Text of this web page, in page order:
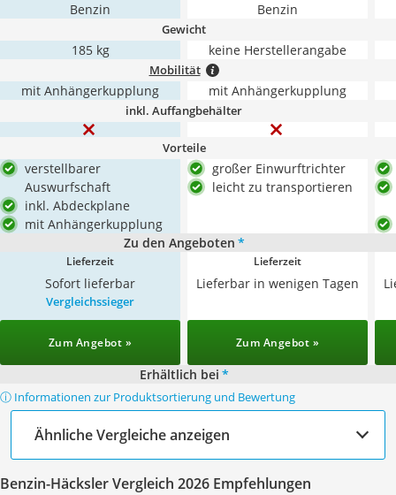
Benzin Benzin
Gewicht
185 kg keine Herstellerangabe
Mobilität
mit Anhängerkupplung mit Anhängerkupplung
inkl. Auffangbehälter
Vorteile
verstellbarer
Auswurfschaft
inkl. Abdeckplane
mit Anhängerkupplung
großer Einwurftrichter
leicht zu transportieren
Zu den Angeboten *
Lieferzeit
Sofort lieferbar
Lieferzeit
Lieferbar in wenigen Tagen
Vergleichssieger
Zum Angebot » Zum Angebot »
Erhältlich bei *
ⓘ Informationen zur Produktsortierung und Bewertung
Ähnliche Vergleiche anzeigen
Benzin-Häcksler Vergleich 2026 Empfehlungen